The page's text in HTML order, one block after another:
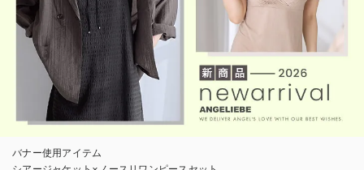
マタニティ 腹巻き
ブラトップ
親子セット
快適機能ウェア特集 トップス
快適機能ウェア特集 ボトムス
快適機能ウェア特集 パジャマ
ベビー
あったかアイテム｜
もらって嬉しいギフト
かわいくておもしろ
何枚あっても嬉しい
お部屋映えアイテム
裏起毛素材
バナー使用アイテム